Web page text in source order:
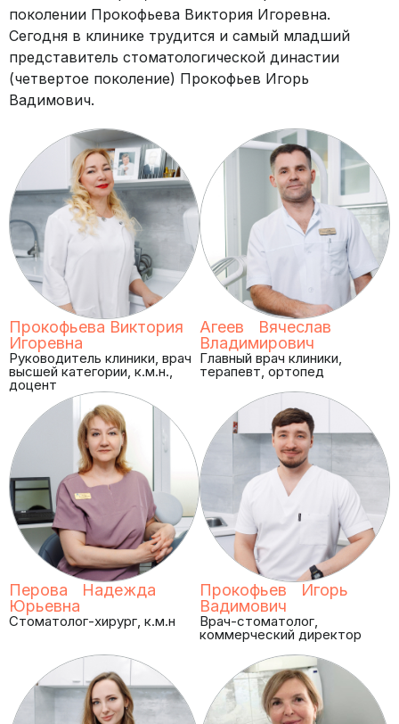
поколении Прокофьева Виктория Игоревна.
Сегодня в клинике трудится и самый младший
представитель стоматологической династии
(четвертое поколение) Прокофьев Игорь
Вадимович.
Прокофьева Виктория
Игоревна
Руководитель клиники, врач
высшей категории, к.м.н.,
доцент
Агеев Вячеслав
Владимирович
Главный врач клиники,
терапевт, ортопед
Перова Надежда
Юрьевна
Стоматолог-хирург, к.м.н
Прокофьев Игорь
Вадимович
Врач-стоматолог,
коммерческий директор